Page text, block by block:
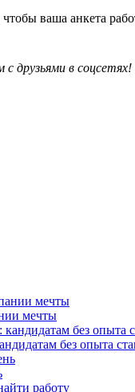
ваша анкета
друзьями в соцсетях!
мечты
без опыта